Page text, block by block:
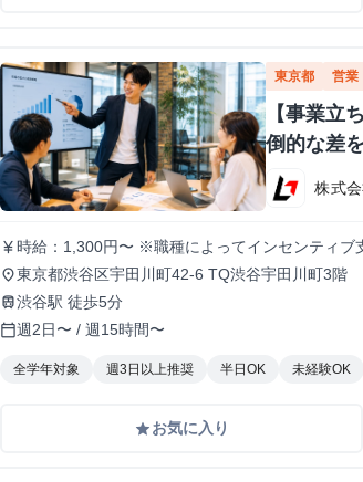
東京都 営業
【事業立
倒的な差
株式
currency_yen時給：1,300円〜 ※職種によってインセンティブ
place東京都渋谷区宇田川町42-6 TQ渋谷宇田川町3階
train渋谷駅 徒歩5分
calendar_today週2日〜 / 週15時間〜
全学年対象 週3日以上推奨 半日OK 未経験OK
gradeお気に入り